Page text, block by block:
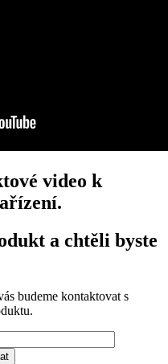
video k
a chtěli byste
budeme kontaktovat s